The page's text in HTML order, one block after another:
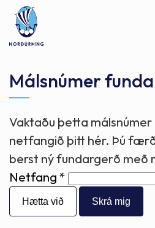
Leita
Málsnúmer
Vaktaðu þetta málsnúmer
netfangið þitt hér. Þú
berst ný fundargerð með
Netfang
Hætta við